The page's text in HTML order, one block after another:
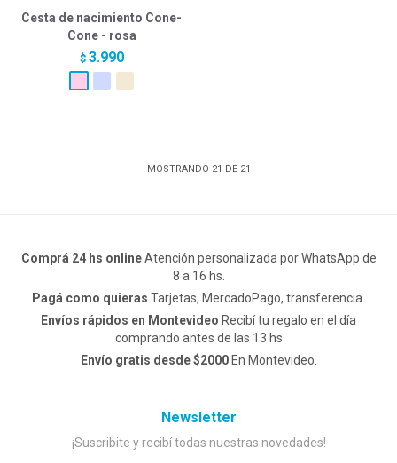
Cesta de nacimiento Cone-
Cone - rosa
$ 3.990
MOSTRANDO 21 DE 21
Comprá 24 hs onlineAtención personalizada por WhatsApp de
8 a 16 hs.
Pagá como quieras Tarjetas, MercadoPago, transferencia.
Envíos rápidos en Montevideo Recibí tu regalo en el día
comprando antes de las 13 hs
Envío gratis desde $2000En Montevideo.
Newsletter
¡Suscribite y recibí todas nuestras novedades!